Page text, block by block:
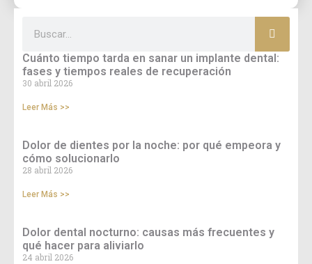
Cuánto tiempo tarda en sanar un implante dental:
fases y tiempos reales de recuperación
30 abril 2026
Leer Más >>
Dolor de dientes por la noche: por qué empeora y
cómo solucionarlo
28 abril 2026
Leer Más >>
Dolor dental nocturno: causas más frecuentes y
qué hacer para aliviarlo
24 abril 2026